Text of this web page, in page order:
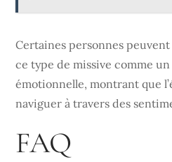
Certaines personnes
ce type de missive comme
émotionnelle, montrant que
naviguer à travers des
FAQ